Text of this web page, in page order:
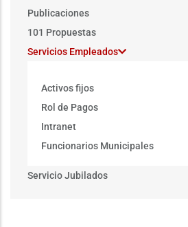
Publicaciones
101 Propuestas
Servicios Empleados
Activos fijos
Rol de Pagos
Intranet
Funcionarios Municipales
Servicio Jubilados